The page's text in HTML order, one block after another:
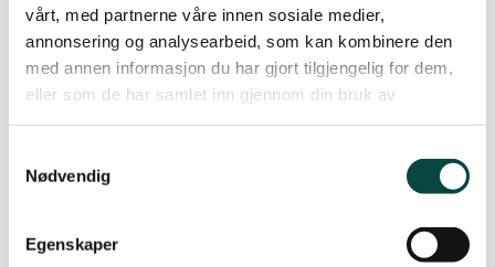
vårt, med partnerne våre innen sosiale medier,
annonsering og analysearbeid, som kan kombinere den
med annen informasjon du har gjort tilgjengelig for dem,
eller som de har samlet inn gjennom din bruk av
Nødvendig
Egenskaper
til å tenke langsiktig og fremtidsrettet og
ikke la oss blende av noen korte tiår med
oljebonanza, sier Naturvernforbundet.
Torsken i Barentshavet vil være viktig for
Fødestua og oppvekstområdene i Nordland
og Troms må ikke utsettes for en slik risiko.
Vi vet nok til å si nei